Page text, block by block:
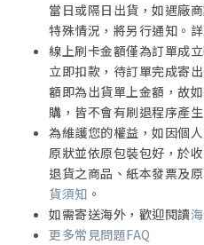
當日或隔日出貨，如遇廠
特殊情況，將另行通知。
線上刷卡金額僅為訂單成
立即扣款，待訂單完成寄
額即為出貨單上金額，故
購，皆不會有刷退程序產生
為維護您的權益，如因個
原狀並依原包裝包好，於
退貨之商品、紙本發票及
貨須知 。
如需寄送海外，歡迎閱讀
更多常見問題FAQ